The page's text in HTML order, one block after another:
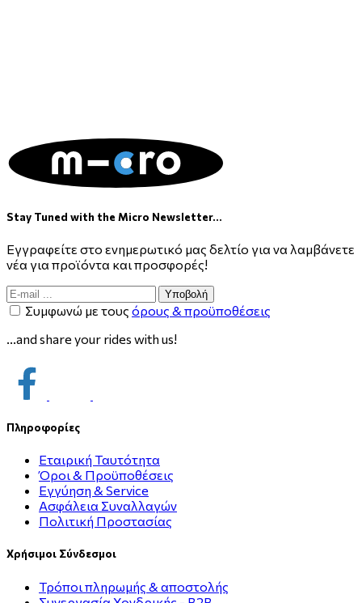
Stay Tuned with the Micro Newsletter...
Εγγραφείτε στο ενημερωτικό μας δελτίο για να λαμβάνετε
νέα για προϊόντα και προσφορές!
Υποβολή
Συμφωνώ με τους όρους & προϋποθέσεις
...and share your rides with us!
Πληροφορίες
Εταιρική Ταυτότητα
Όροι & Προϋποθέσεις
Εγγύηση & Service
Ασφάλεια Συναλλαγών
Πολιτική Προστασίας
Χρήσιμοι Σύνδεσμοι
Τρόποι πληρωμής & αποστολής